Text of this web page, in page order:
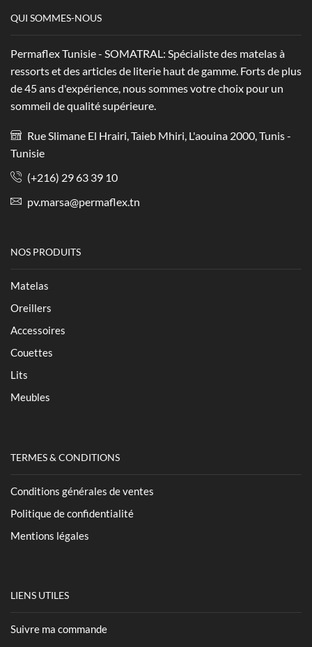
QUI SOMMES-NOUS
Permaflex Tunisie - SOMATRAL: Spécialiste des matelas à
ressorts et des articles de literie haut de gamme. Forts de plus
de 45 ans d'expérience, nous sommes votre choix pour un
sommeil de qualité supérieure.
Rue Slimane El Hrairi, Taieb Mhiri, L'aouina 2000, Tunis -
Tunisie
(+216) 29 63 39 10
pv.marsa@permaflex.tn
NOS PRODUITS
Matelas
Oreillers
Accessoires
Couettes
Lits
Meubles
TERMES & CONDITIONS
Conditions générales de ventes
Politique de confidentialité
Mentions légales
LIENS UTILES
Suivre ma commande